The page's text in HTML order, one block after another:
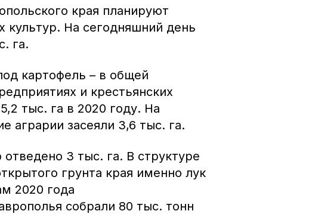
края планируют
культур. На сегодняшний день
га.
картофель – в общей
и крестьянских
тыс. га в 2020 году. На
аграрии засеяли 3,6 тыс. га.
3 тыс. га. В структуре
грунта края именно лук
2020 года
собрали 80 тыс. тонн